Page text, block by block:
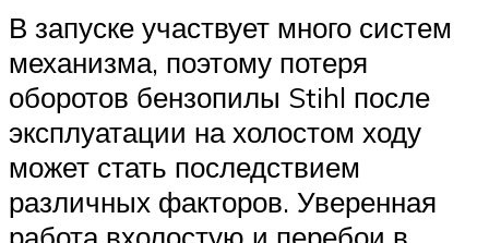
В запуске участвует много систем
механизма, поэтому потеря
оборотов бензопилы Stihl после
эксплуатации на холостом ходу
может стать последствием
различных факторов. Уверенная